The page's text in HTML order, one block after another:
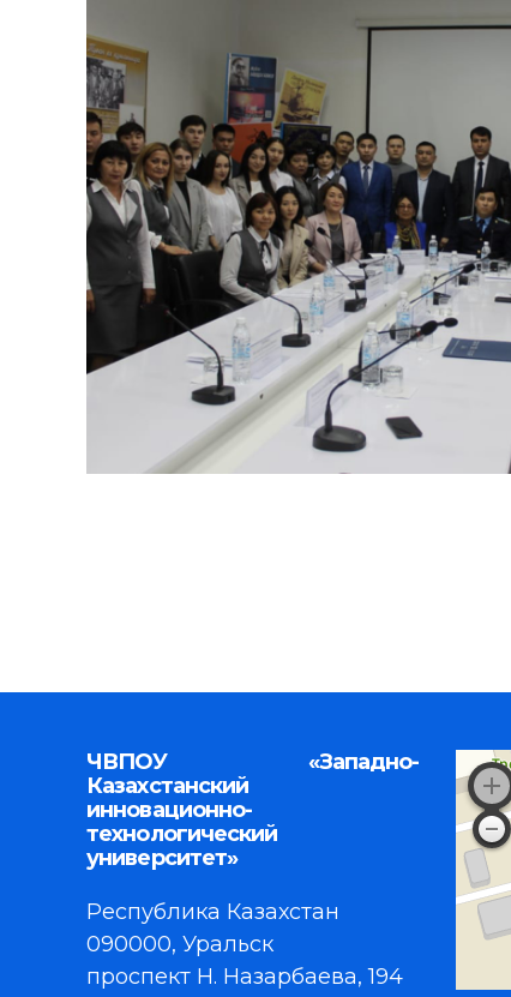
ЧВПОУ «Западно-
Казахстанский
инновационно-
технологический
университет»
Республика Казахстан
090000, Уральск
проспект Н. Назарбаева, 194